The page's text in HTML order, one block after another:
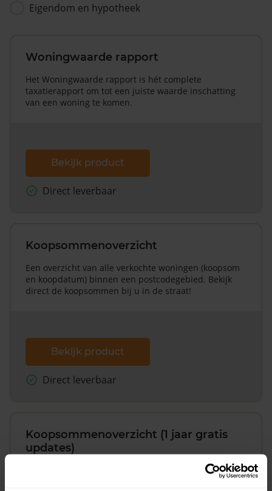
Eigendom en hypotheek
Woningwaarde rapport
Het Woningwaarde rapport is hét complete
taxatierapport om tot een juiste waarde inschatting
van een woning te komen.
Bekijk product
Direct leverbaar
Koopsommenoverzicht
Een overzicht van alle verkochte woningen (koopsom
en koopdatum) binnen een postcodegebied. Bekijk
direct de koopsommen bij u in de straat!
Bekijk product
Direct leverbaar
Koopsommenoverzicht (1 jaar gratis
updates)